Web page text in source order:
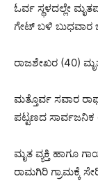
ಓರ್ವ ಸ್ಥಳದಲ್ಲೇ
ಗೇಟ್ ಬಳಿ ಬುಧವಾರ
ರಾಜಶೇಖರ (40)
ಮತ್ತೊರ್ವ ಸವಾರ
ಪಟ್ಟಣದ ಸಾರ್ವಜನಿಕ
ಮೃತ ವ್ಯಕ್ತಿ ಹಾಗೂ
ರಾಮಗಿರಿ ಗ್ರಾಮಕ್ಕೆ